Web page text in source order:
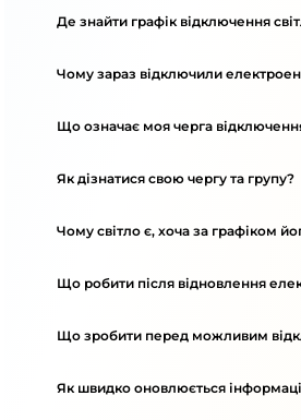
Де знайти графік відключення
Чому зараз відключили
Що означає моя черга відключення
Як дізнатися свою чергу та групу?
Чому світло є, хоча за графіком
Що робити після відновлення
Що зробити перед можливим
Як швидко оновлюється